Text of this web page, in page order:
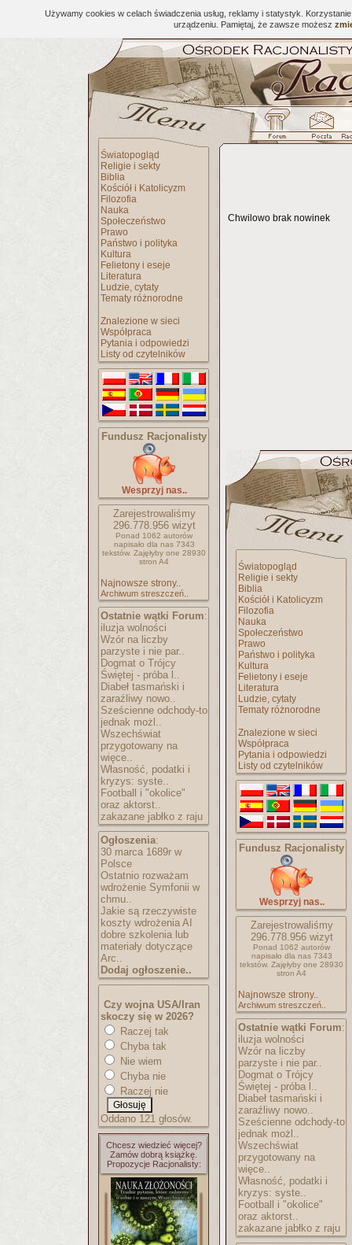
Używamy cookies w celach świadczenia usług, reklamy i statystyk.
urządzeniu. Pamiętaj, że zawsze możesz
Światopogląd
Religie i sekty
Biblia
Kościół i Katolicyzm
Filozofia
Nauka
Społeczeństwo
Prawo
Państwo i polityka
Kultura
Felietony i eseje
Literatura
Ludzie, cytaty
Tematy różnorodne
Znalezione w sieci
Współpraca
Pytania i odpowiedzi
Listy od czytelników
Fundusz Racjonalisty
Wesprzyj nas..
Zarejestrowaliśmy
296.778.956wizyt
Ponad 1062 autorów
napisało dla nas 7343
tekstów. Zajęłyby one 28930
stron A4
Najnowsze strony..
Archiwum streszczeń..
Ostatnie wątki Forum:
iluzja wolności
Wzór na liczby
parzyste i nie par..
Dogmat o Trójcy
Świętej - próba l..
Diabeł tasmański i
zaraźliwy nowo..
Sześcienne odchody-to
jednak możl..
Wszechświat
przygotowany na
więce..
Własność, podatki i
kryzys: syste..
Football i "okolice"
oraz aktorst..
zakazane jabłko z raju
Ogłoszenia:
30 marca 1689r w
Polsce
Ostatnio rozważam
wdrożenie Symfonii w
chmu..
Jakie są rzeczywiste
koszty wdrożenia AI
dobre szkolenia lub
materiały dotyczące
Arc..
Dodaj ogłoszenie..
Czy wojna USA/Iran
skoczy się w 2026?
Raczej tak
Chyba tak
Nie wiem
Chyba nie
Raczej nie
Oddano 121 głosów.
Chcesz wiedzieć więcej?
Zamów dobrą książkę.
Propozycje Racjonalisty:
Chwilowo brak nowinek
Światopogląd
Religie i sekty
Biblia
Kościół i Katolicyzm
Filozofia
Nauka
Społeczeństwo
Prawo
Państwo i polityka
Kultura
Felietony i eseje
Literatura
Ludzie, cytaty
Tematy różnorodne
Znalezione w sieci
Współpraca
Pytania i odpowiedzi
Listy od czytelników
Fundusz Racjonalisty
Wesprzyj nas..
Zarejestrowaliśmy
296.778.956wizyt
Ponad 1062 autorów
napisało dla nas 7343
tekstów. Zajęłyby one 28930
stron A4
Najnowsze strony..
Archiwum streszczeń..
Ostatnie wątki Forum:
iluzja wolności
Wzór na liczby
parzyste i nie par..
Dogmat o Trójcy
Świętej - próba l..
Diabeł tasmański i
zaraźliwy nowo..
Sześcienne odchody-to
jednak możl..
Wszechświat
przygotowany na
więce..
Własność, podatki i
kryzys: syste..
Football i "okolice"
oraz aktorst..
zakazane jabłko z raju